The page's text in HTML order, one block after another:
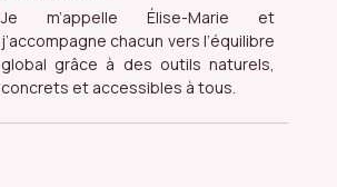
Je m’appelle Élise-Marie et
j’accompagne chacun vers l’équilibre
global grâce à des outils naturels,
concrets et accessibles à tous.